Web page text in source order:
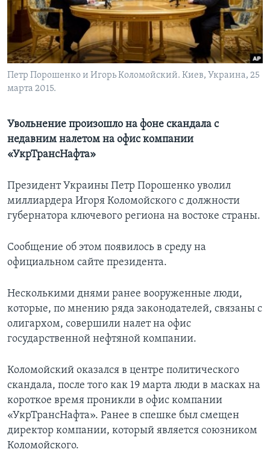
Learning English
СОЦИАЛЬНЫЕ СЕТИ
Петр Порошенко и Игорь Коломойский. Киев, Украина, 25
марта 2015.
Увольнение произошло на фоне скандала с
недавним налетом на офис компании
«УкрТрансНафта»
Президент Украины Петр Порошенко уволил
миллиардера Игоря Коломойского с должности
губернатора ключевого региона на востоке страны.
Сообщение об этом появилось в среду на
официальном сайте президента.
Несколькими днями ранее вооруженные люди,
которые, по мнению ряда законодателей, связаны с
олигархом, совершили налет на офис
государственной нефтяной компании.
Коломойский оказался в центре политического
скандала, после того как 19 марта люди в масках на
короткое время проникли в офис компании
«УкрТрансНафта». Ранее в спешке был смещен
директор компании, который является союзником
Коломойского.